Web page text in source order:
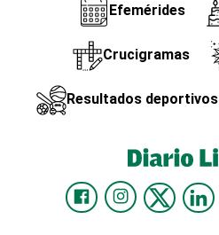
Efemérides
Crucigramas
Resultados deportivos